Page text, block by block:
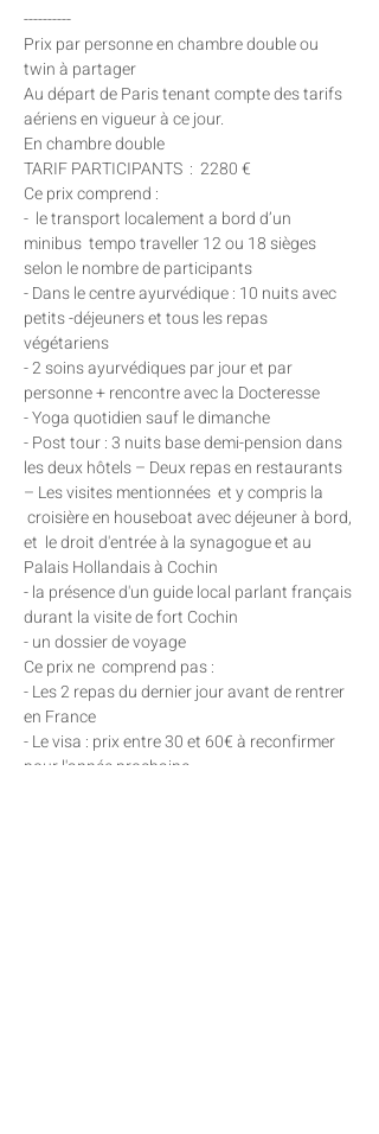
----------
Prix par personne en chambre double ou
twin à partager
Au départ de Paris tenant compte des tarifs
aériens en vigueur à ce jour.
En chambre double
TARIF PARTICIPANTS  :  2280 €
Ce prix comprend :
-  le transport localement a bord d’un
minibus  tempo traveller 12 ou 18 sièges
selon le nombre de participants
- Dans le centre ayurvédique : 10 nuits avec
petits -déjeuners et tous les repas
végétariens
- 2 soins ayurvédiques par jour et par
personne + rencontre avec la Docteresse
- Yoga quotidien sauf le dimanche
- Post tour : 3 nuits base demi-pension dans
les deux hôtels – Deux repas en restaurants
– Les visites mentionnées  et y compris la
croisière en houseboat avec déjeuner à bord,
et  le droit d'entrée à la synagogue et au
Palais Hollandais à Cochin
- la présence d'un guide local parlant français
durant la visite de fort Cochin
- un dossier de voyage
Ce prix ne  comprend pas :
- Les 2 repas du dernier jour avant de rentrer
en France
- Le visa : prix entre 30 et 60€ à reconfirmer
pour l'année prochaine